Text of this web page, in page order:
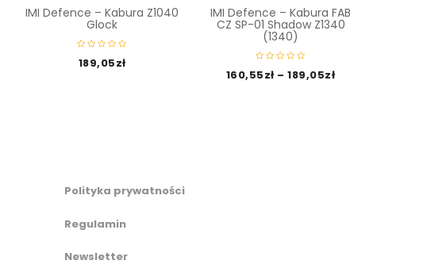
IMI Defence – Kabura Z1040
Glock
189,05zł
IMI Defence – Kabura FAB
CZ SP-01 Shadow Z1340
(1340)
160,55zł –189,05zł
Polityka prywatności
Regulamin
Newsletter